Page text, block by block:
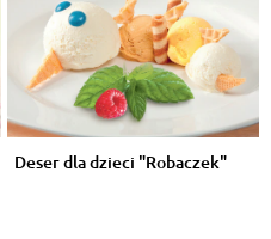
Deser dla dzieci "Robaczek"